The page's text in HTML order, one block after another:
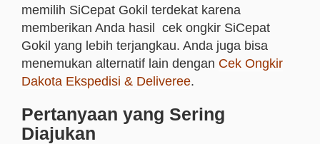
memilih SiCepat Gokil terdekat karena
memberikan Anda hasil cek ongkir SiCepat
Gokil yang lebih terjangkau. Anda juga bisa
menemukan alternatif lain dengan Cek Ongkir
Dakota Ekspedisi & Deliveree.
Pertanyaan yang Sering
Diajukan